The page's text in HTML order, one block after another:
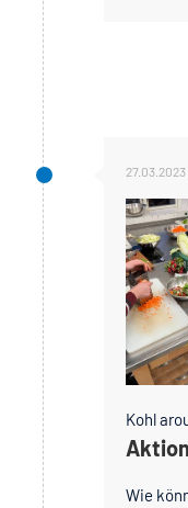
27.03.2023
Kohl
Wie